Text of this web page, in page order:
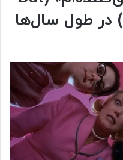
) در طول سال‌ها